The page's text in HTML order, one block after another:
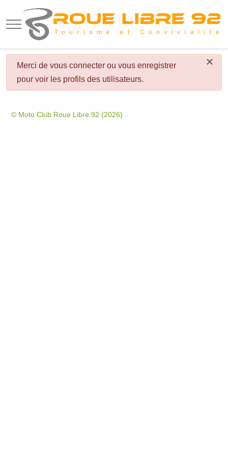
Mobile Menu Toggle
×
danger
Merci de vous connecter ou vous enregistrer
pour voir les profils des utilisateurs.
© Moto Club Roue Libre 92 (2026)